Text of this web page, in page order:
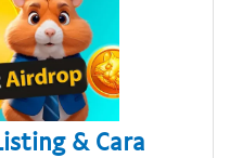
& Cara